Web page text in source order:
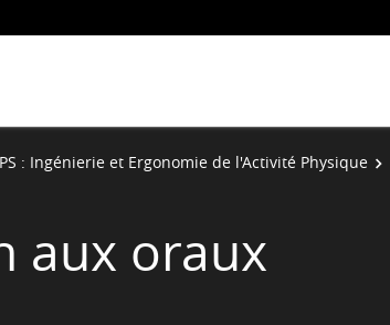
: Ingénierie et Ergonomie de l'Activité Physique
aux oraux